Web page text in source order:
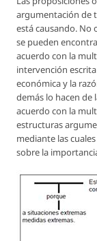
argumentación de
está causando. No
se pueden
acuerdo con la
intervención
económica y la
demás lo hacen de
acuerdo con la
estructuras
mediante las
sobre la